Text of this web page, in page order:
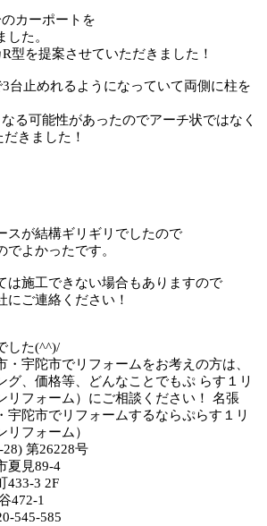
カーポートを
た。
型を提案させていただきました！
台止めれるようになっていて両側に柱を
る可能性があったのでアーチ状ではなく
きました！
スが結構ギリギリでしたので
よかったです。
は施工できない場合もありますので
にご連絡ください！
した(^^)/
・宇陀市でリフォームをお考えの方は、
グ、価格等、どんなことでもぷ らす１リ
リフォーム）にご相談ください！ 名張
宇陀市でリフォームするならぷらす１リ
リフォーム）
第26228号
夏見89-4
433-3 2F
472-1
545-585